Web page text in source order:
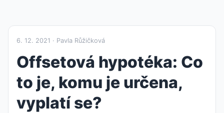
6. 12. 2021 · Pavla Růžičková
Offsetová hypotéka: Co
to je, komu je určena,
vyplatí se?